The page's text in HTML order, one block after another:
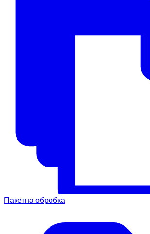
Пакетна обробка